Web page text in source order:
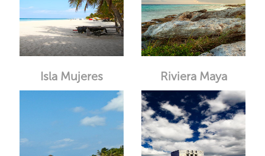
Isla Mujeres Riviera Maya